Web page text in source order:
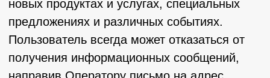
данных».
10.5. Вся информация, которая собирается
платежными системами, средствами связи
и другими поставщиками услуг, хранится и
обрабатывается указанными лицами